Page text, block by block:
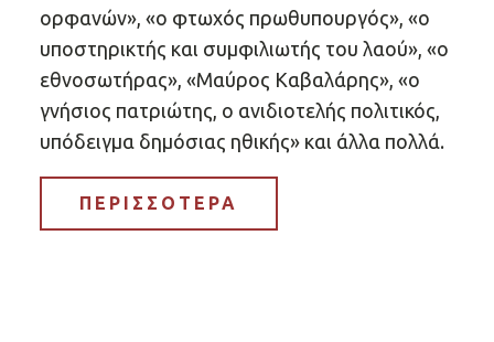
ορφανών», «ο φτωχός πρωθυπουργός», «ο
υποστηρικτής και συμφιλιωτής του λαού», «ο
εθνοσωτήρας», «Μαύρος Καβαλάρης», «ο
γνήσιος πατριώτης, ο ανιδιοτελής πολιτικός,
υπόδειγμα δημόσιας ηθικής» και άλλα πολλά.
ΠΕΡΙΣΣΟΤΕΡΑ